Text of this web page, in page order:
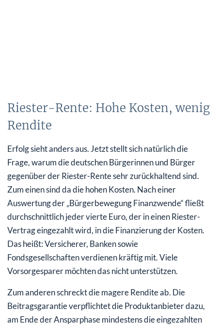
Riester-Rente: Hohe Kosten, wenig
Rendite
Erfolg sieht anders aus. Jetzt stellt sich natürlich die
Frage, warum die deutschen Bürgerinnen und Bürger
gegenüber der Riester-Rente sehr zurückhaltend sind.
Zum einen sind da die hohen Kosten. Nach einer
Auswertung der „Bürgerbewegung Finanzwende“ fließt
durchschnittlich jeder vierte Euro, der in einen Riester-
Vertrag eingezahlt wird, in die Finanzierung der Kosten.
Das heißt: Versicherer, Banken sowie
Fondsgesellschaften verdienen kräftig mit. Viele
Vorsorgesparer möchten das nicht unterstützen.
Zum anderen schreckt die magere Rendite ab. Die
Beitragsgarantie verpflichtet die Produktanbieter dazu,
am Ende der Ansparphase mindestens die eingezahlten